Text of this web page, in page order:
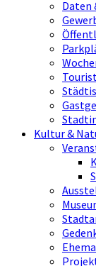
Daten
Kultur &